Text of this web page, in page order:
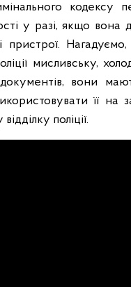
кодексу
у разі, якщо
пристрої.
мисливську,
документів, вони
її на
поліції.